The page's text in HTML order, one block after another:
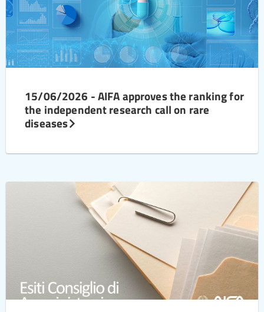
15/06/2026 - AIFA approves the ranking for
the independent research call on rare
diseases